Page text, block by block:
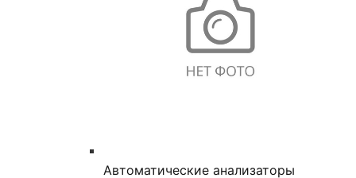
Автоматические анализаторы